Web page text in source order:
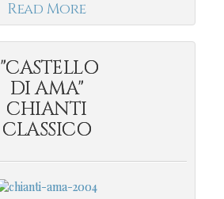
Read More
"CASTELLO
DI AMA"
CHIANTI
CLASSICO